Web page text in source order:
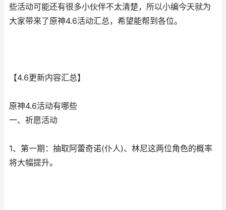
些活动可能还有很多小伙伴不太清楚，所以小编今天就为
大家带来了原神4.6活动汇总，希望能帮到各位。
【4.6更新内容汇总】
原神4.6活动有哪些
一、祈愿活动
1、第一期：抽取阿蕾奇诺(仆人)、林尼这两位角色的概率
将大幅提升。